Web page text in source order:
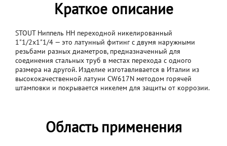
Краткое описание
STOUT Ниппель НН переходной никелированный
1"1/2x1"1/4 — это латунный фитинг с двумя наружными
резьбами разных диаметров, предназначенный для
соединения стальных труб в местах перехода с одного
размера на другой. Изделие изготавливается в Италии из
высококачественной латуни CW617N методом горячей
штамповки и покрывается никелем для защиты от коррозии.
Область применения